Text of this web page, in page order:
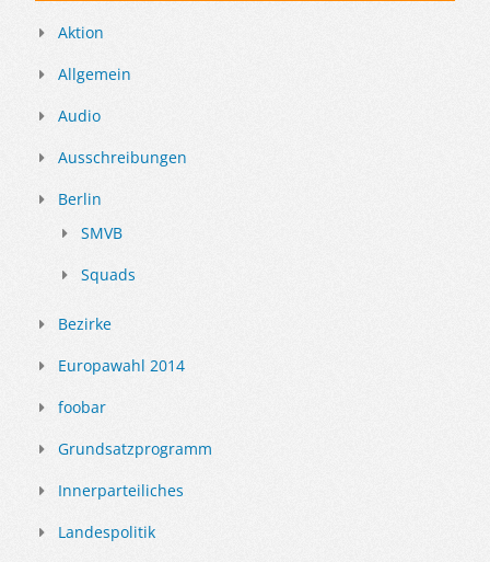
Aktion
Allgemein
Audio
Ausschreibungen
Berlin
SMVB
Squads
Bezirke
Europawahl 2014
foobar
Grundsatzprogramm
Innerparteiliches
Landespolitik